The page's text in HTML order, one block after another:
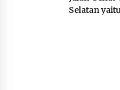
Selatan